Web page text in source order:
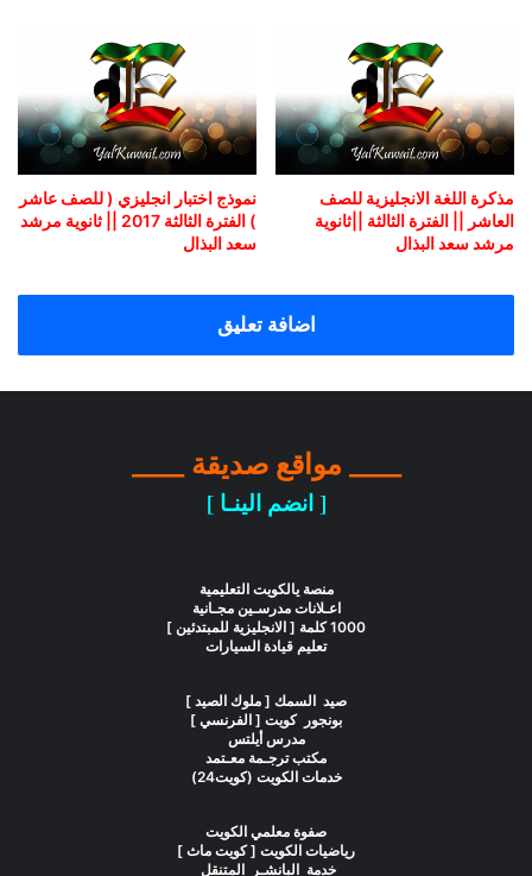
مذكرة اللغة الانجليزية للصف
العاشر || الفترة الثالثة ||ثانوية
مرشد سعد البذال
نموذج اختبار انجليزي ( للصف عاشر
) الفترة الثالثة 2017 || ثانوية مرشد
سعد البذال
اضافة تعليق
____ مواقع صديقة ____
[ انضم الينـا ]
منصة يالكويت التعليمية
اعـلانات مدرسـين مجـانية
1000 كلمة [ الانجليزية للمبتدئين ]
تعليم قيادة السيارات
صيد السمك [ ملوك الصيد ]
بونجور كويت [ الفرنسي ]
مدرس أيلتس
مكتب ترجـمة معـتمد
خدمات الكويت (كويت24)
صفوة معلمي الكويت
رياضيات الكويت [ كويت ماث ]
خدمة البانشـر المتنقل